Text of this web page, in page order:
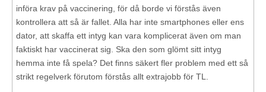
införa krav på vaccinering, för då borde vi förstås även
kontrollera att så är fallet. Alla har inte smartphones eller ens
dator, att skaffa ett intyg kan vara komplicerat även om man
faktiskt har vaccinerat sig. Ska den som glömt sitt intyg
hemma inte få spela? Det finns säkert fler problem med ett så
strikt regelverk förutom förstås allt extrajobb för TL.